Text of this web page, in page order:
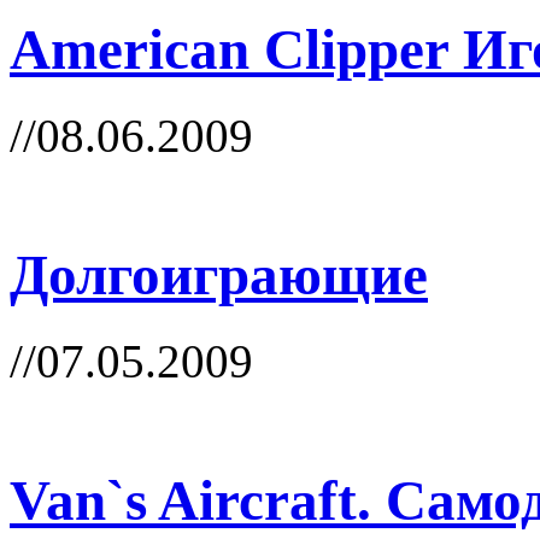
American Clipper
//08.06.2009
Долгоиграющие
//07.05.2009
Van`s Aircraft.